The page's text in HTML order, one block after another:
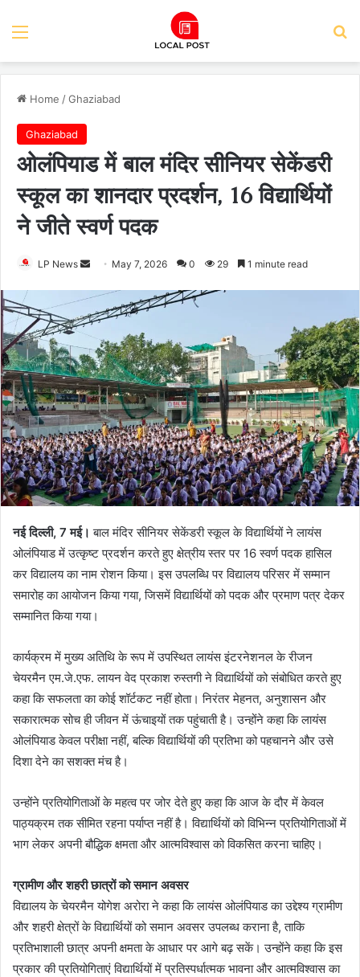
Menu
Home /Ghaziabad
Ghaziabad
ओलंपियाड में बाल मंदिर सीनियर सेकेंडरी
स्कूल का शानदार प्रदर्शन, 16 विद्यार्थियों
ने जीते स्वर्ण पदक
LP News
Send
email
May 7, 2026 0 29 1 minute read
नई दिल्ली, 7 मई। बाल मंदिर सीनियर सेकेंडरी स्कूल के विद्यार्थियों ने लायंस
ओलंपियाड में उत्कृष्ट प्रदर्शन करते हुए क्षेत्रीय स्तर पर 16 स्वर्ण पदक हासिल
कर विद्यालय का नाम रोशन किया। इस उपलब्धि पर विद्यालय परिसर में सम्मान
समारोह का आयोजन किया गया, जिसमें विद्यार्थियों को पदक और प्रमाण पत्र देकर
सम्मानित किया गया।
कार्यक्रम में मुख्य अतिथि के रूप में उपस्थित लायंस इंटरनेशनल के रीजन
चेयरमैन एम.जे.एफ. लायन वेद प्रकाश रुस्तगी ने विद्यार्थियों को संबोधित करते हुए
कहा कि सफलता का कोई शॉर्टकट नहीं होता। निरंतर मेहनत, अनुशासन और
सकारात्मक सोच ही जीवन में ऊंचाइयों तक पहुंचाती है। उन्होंने कहा कि लायंस
ओलंपियाड केवल परीक्षा नहीं, बल्कि विद्यार्थियों की प्रतिभा को पहचानने और उसे
दिशा देने का सशक्त मंच है।
उन्होंने प्रतियोगिताओं के महत्व पर जोर देते हुए कहा कि आज के दौर में केवल
पाठ्यक्रम तक सीमित रहना पर्याप्त नहीं है। विद्यार्थियों को विभिन्न प्रतियोगिताओं में
भाग लेकर अपनी बौद्धिक क्षमता और आत्मविश्वास को विकसित करना चाहिए।
ग्रामीण और शहरी छात्रों को समान अवसर
विद्यालय के चेयरमैन योगेश अरोरा ने कहा कि लायंस ओलंपियाड का उद्देश्य ग्रामीण
और शहरी क्षेत्रों के विद्यार्थियों को समान अवसर उपलब्ध कराना है, ताकि
प्रतिभाशाली छात्र अपनी क्षमता के आधार पर आगे बढ़ सकें। उन्होंने कहा कि इस
प्रकार की प्रतियोगिताएं विद्यार्थियों में प्रतिस्पर्धात्मक भावना और आत्मविश्वास का